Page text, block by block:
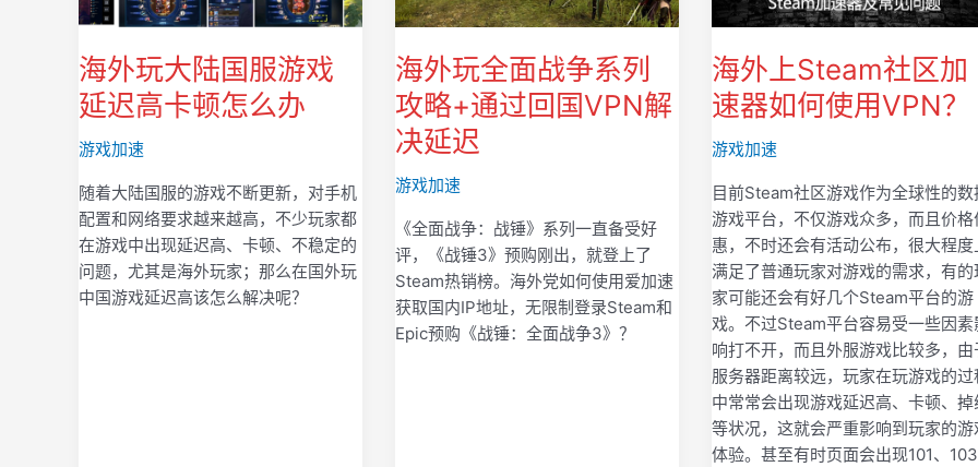
海外玩大陆国服游戏
延迟高卡顿怎么办
游戏加速
随着大陆国服的游戏不断更新，对手机
配置和网络要求越来越高，不少玩家都
在游戏中出现延迟高、卡顿、不稳定的
问题，尤其是海外玩家；那么在国外玩
中国游戏延迟高该怎么解决呢？
海外玩全面战争系列
攻略+通过回国VPN解
决延迟
游戏加速
《全面战争：战锤》系列一直备受好
评，《战锤3》预购刚出，就登上了
Steam热销榜。海外党如何使用爱加速
获取国内IP地址，无限制登录Steam和
Epic预购《战锤：全面战争3》？
海外上Steam社区加
速器如何使用VPN？
游戏加速
目前Steam社区游戏作为全球性的数
游戏平台，不仅游戏众多，而且价格
惠，不时还会有活动公布，很大程度
满足了普通玩家对游戏的需求，有的
家可能还会有好几个Steam平台的游
戏。不过Steam平台容易受一些因素
响打不开，而且外服游戏比较多，由
服务器距离较远，玩家在玩游戏的过
中常常会出现游戏延迟高、卡顿、掉
等状况，这就会严重影响到玩家的游
体验。甚至有时页面会出现101、103